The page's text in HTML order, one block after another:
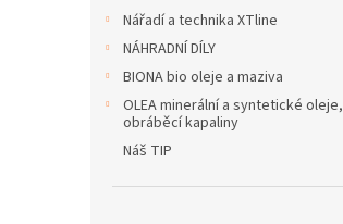
Nářadí a technika XTline
NÁHRADNÍ DÍLY
BIONA bio oleje a maziva
OLEA minerální a syntetické oleje,
obráběcí kapaliny
Náš TIP